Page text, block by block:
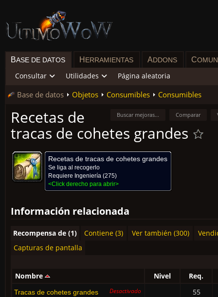
BASE DE DATOS H ERRAMIENTAS ADDONS C
Consultar Utilidades Página aleatoria
Base de datos Objetos Consumibles Consumibles
Comparar
Buscar mejoras...
Recetas de
tracas de cohetes grandes
Recetas de tracas de cohetes grandes
Se liga al recogerlo
Requiere Ingeniería (275)
<Click derecho para abrir>
Información relacionada
Recompensa de (1) Contiene (3) Ver también (300)
Capturas de pantalla
Nombre Nivel Req.
Tracas de cohetes grandes Desactivado 55